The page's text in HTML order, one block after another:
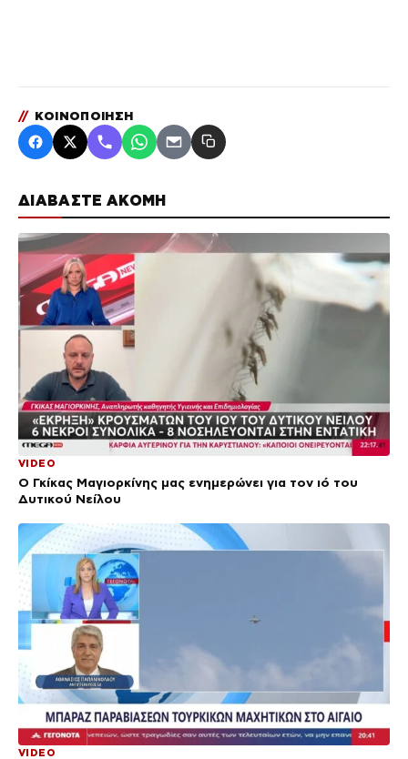
ΔΙΑΒΑΣΤΕ ΑΚΟΜΗ
VIDEO
Ο Γκίκας Μαγιορκίνης μας ενημερώνει για τον ιό του
Δυτικού Νείλου
VIDEO
// ΚΟΙΝΟΠΟΙΗΣΗ